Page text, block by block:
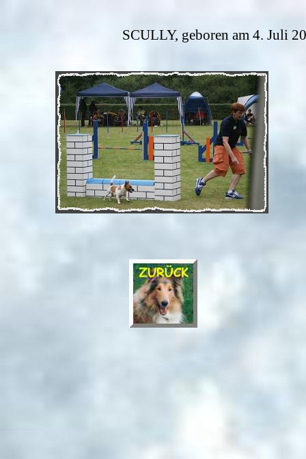
SCULLY, geboren am 4. Juli